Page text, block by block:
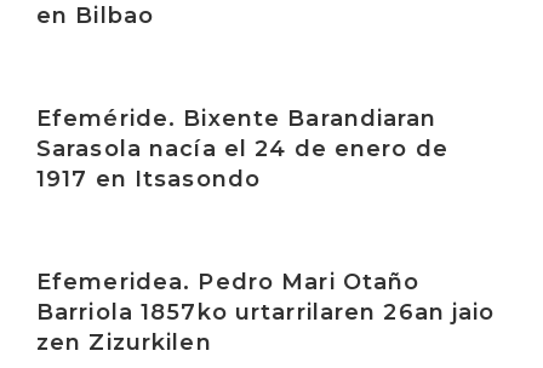
en Bilbao
Efeméride. Bixente Barandiaran
Sarasola nacía el 24 de enero de
1917 en Itsasondo
Efemeridea. Pedro Mari Otaño
Barriola 1857ko urtarrilaren 26an jaio
zen Zizurkilen